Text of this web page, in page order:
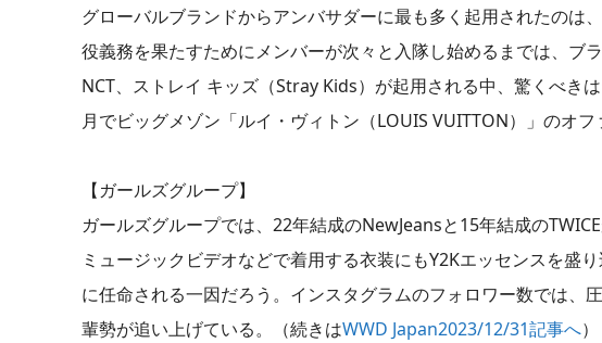
グローバルブランドからアンバサダーに最も多く起用されたのは
役義務を果たすためにメンバーが次々と入隊し始めるまでは、
NCT、ストレイ キッズ（Stray Kids）が起用される中、驚くべき
月でビッグメゾン「ルイ・ヴィトン（LOUIS VUITTON）」のオフ
【ガールズグループ】
ガールズグループでは、22年結成のNewJeansと15年結成の
ミュージックビデオなどで着用する衣装にもY2Kエッセンスを盛
に任命される一因だろう。インスタグラムのフォロワー数では、
輩勢が追い上げている。（続きはWWD Japan2023/12/31記事へ）